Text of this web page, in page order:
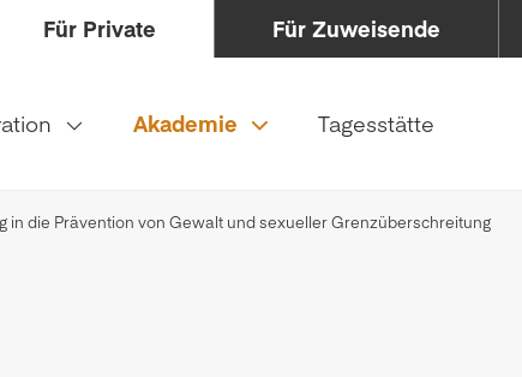
Für Private Für Zuweisende
Akademie Tagesstätte
in die Prävention von Gewalt und sexueller Grenzüberschreitung